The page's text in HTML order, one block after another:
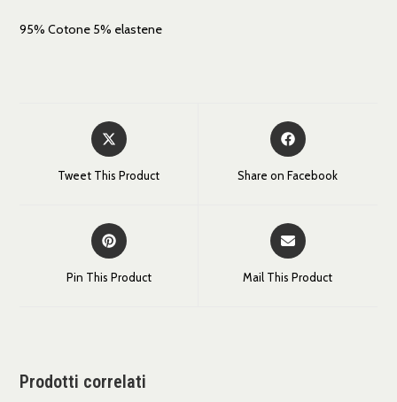
95% Cotone 5% elastene
Tweet This Product Share on Facebook
Pin This Product Mail This Product
Prodotti correlati